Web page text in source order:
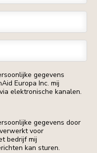
gegevens
Europa Inc. mij
elektronische kanalen.
gegevens door
voor
bedrijf mij
kan sturen.